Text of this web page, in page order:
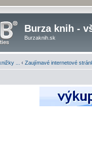
Burza knih -
Burzaknih.sk
... ‹ Zaujímavé internetové